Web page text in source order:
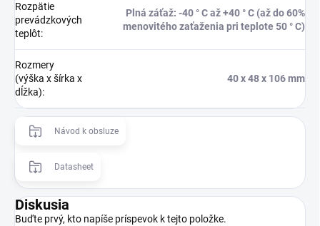
Rozpätie
prevádzkových
teplôt:
Plná záťaž: -40 ° C až +40 ° C (až do 60%
menovitého zaťaženia pri teplote 50 ° C)
Rozmery
(výška x šírka x
dĺžka):
40 x 48 x 106 mm
Návod k obsluze
Datasheet
Diskusia
Buďte prvý, kto napíše príspevok k tejto položke.